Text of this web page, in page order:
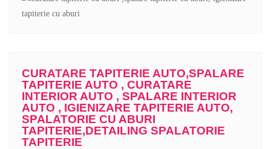
CURATARE TAPITERIE AUTO,SPALARE
TAPITERIE AUTO , CURATARE
INTERIOR AUTO , SPALARE INTERIOR
AUTO , IGIENIZARE TAPITERIE AUTO,
SPALATORIE CU ABURI
TAPITERIE,DETAILING SPALATORIE
TAPITERIE